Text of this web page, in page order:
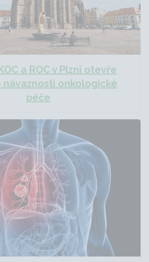
a ROC v Plzni otevře
návaznosti onkologické
péče